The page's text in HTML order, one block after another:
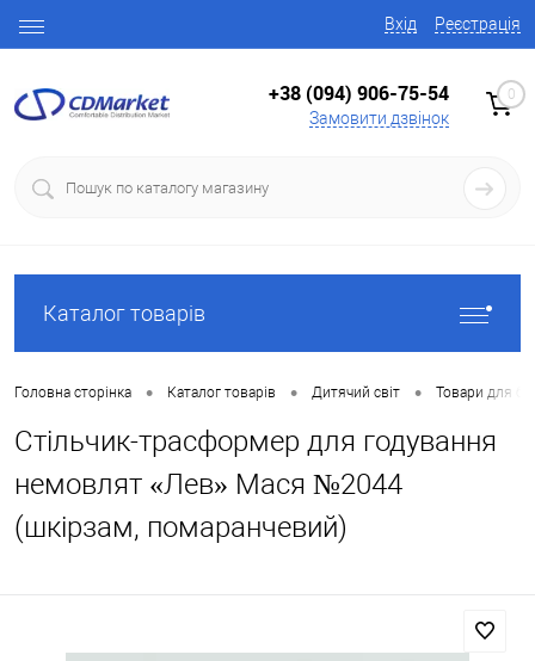
Вхід Реєстрація
+38 (094) 906-75-54
Замовити дзвінок
0
Каталог товарів
Головна сторінка • Каталог товарів • Дитячий світ • Товари для
Стільчик-трасформер для годування
немовлят «Лев» Мася №2044
(шкірзам, помаранчевий)